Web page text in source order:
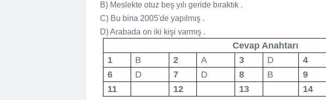
B) Meslekte otuz beş yılı geride bıraktık .
C) Bu bina 2005'de yapılmış .
D) Arabada on iki kişi varmış .
Cevap Anahtarı
1
B 2 A 3 D 4
6
D 7 D 8 B 9
11
12 13 14